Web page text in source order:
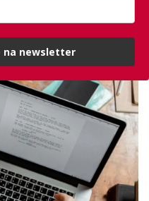
ovog ljeta:
€ mjesečno
na newsletter